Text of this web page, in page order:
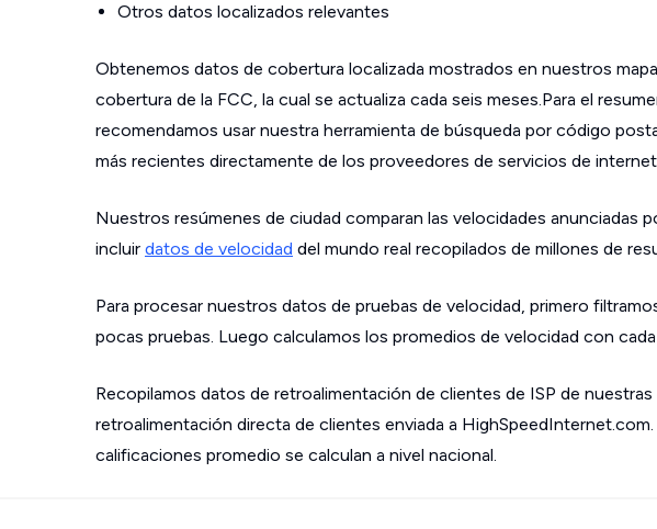
Otros datos localizados relevantes
Obtenemos datos de cobertura localizada mostrados en nuestros
cobertura de la FCC, la cual se actualiza cada seis meses.Para el
recomendamos usar nuestra herramienta de búsqueda por código
más recientes directamente de los proveedores de servicios de internet
Nuestros resúmenes de ciudad comparan las velocidades anunciadas
incluir datos de velocidad del mundo real recopilados de millones de
Para procesar nuestros datos de pruebas de velocidad, primero
pocas pruebas. Luego calculamos los promedios de velocidad con
Recopilamos datos de retroalimentación de clientes de ISP de
retroalimentación directa de clientes enviada a
calificaciones promedio se calculan a nivel nacional.